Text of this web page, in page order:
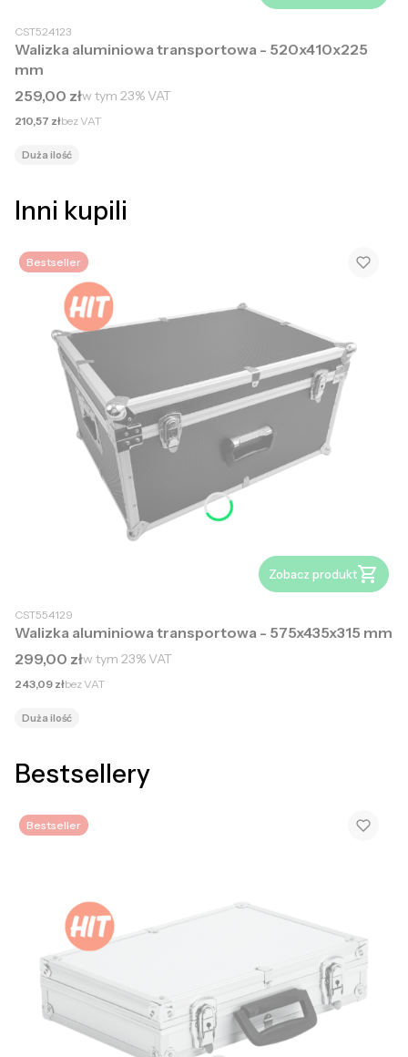
CST524123
Walizka aluminiowa transportowa - 520x410x225
mm
Cena brutto
259,00 złw tym 23%VAT
Cena netto
210,57 złbez VAT
Duża ilość
Inni kupili
Bestseller
Zobacz produkt
CST554129
Walizka aluminiowa transportowa - 575x435x315 mm
Cena brutto
299,00 złw tym 23%VAT
Cena netto
243,09 złbez VAT
Duża ilość
Bestsellery
Bestseller